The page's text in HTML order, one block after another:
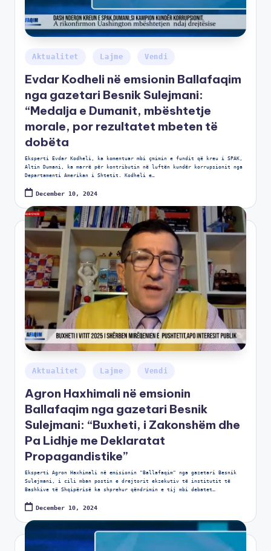
Aktualitet Lajme Vendi
Evdar Kodheli në emsionin Ballafaqim
nga gazetari Besnik Sulejmani:
“Medalja e Dumanit, mbështetje
morale, por rezultatet mbeten të
dobëta
Eksperti Evdar Kodheli, ka komentuar mbi çmimin e fundit që kreu i SPAK,
Altin Dumani, ka marrë për kontributin në luftën kundër korrupsionit nga
Departamenti Amerikan i Shtetit. Kodheli e…
December 10, 2024
Aktualitet Lajme Vendi
Agron Haxhimali në emsionin
Ballafaqim nga gazetari Besnik
Sulejmani: “Buxheti, i Zakonshëm dhe
Pa Lidhje me Deklaratat
Propagandistike”
Eksperti Agron Haxhimali në emisionin "Ballafaqim" nga gazetari Besnik
Sulejmani, i cili mban postin e drejtorit ekzekutiv të institutit të
Bashkive të Shqipërisë ka shprehur qëndrimin e tij mbi debatet…
December 10, 2024